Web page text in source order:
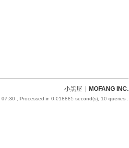
小黑屋 MOFANG INC.
07:30 , Processed in 0.018885 second(s), 10 queries .